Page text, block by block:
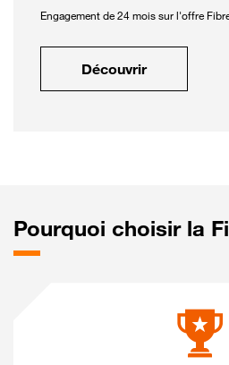
Engagement de 24 mois sur l'offre
Découvrir
Pourquoi choisir la